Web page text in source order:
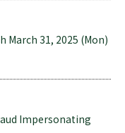
31, 2025 (Mon)
Impersonating